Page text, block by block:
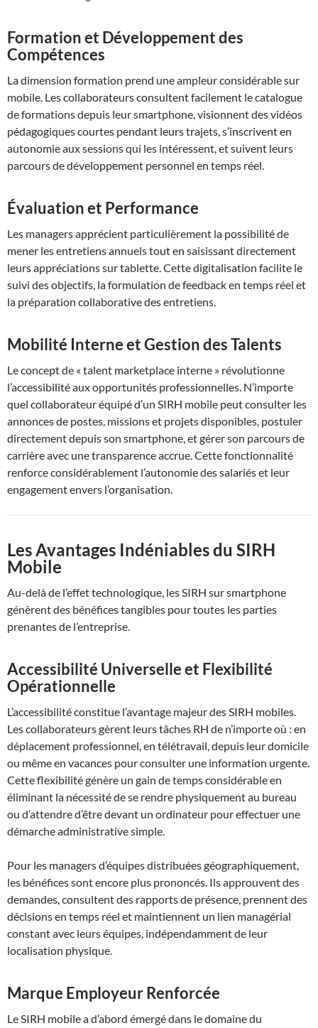
Formation et Développement des
Compétences
La dimension formation prend une ampleur considérable sur
mobile. Les collaborateurs consultent facilement le catalogue
de formations depuis leur smartphone, visionnent des vidéos
pédagogiques courtes pendant leurs trajets, s’inscrivent en
autonomie aux sessions qui les intéressent, et suivent leurs
parcours de développement personnel en temps réel.
Évaluation et Performance
Les managers apprécient particulièrement la possibilité de
mener les entretiens annuels tout en saisissant directement
leurs appréciations sur tablette. Cette digitalisation facilite le
suivi des objectifs, la formulation de feedback en temps réel et
la préparation collaborative des entretiens.
Mobilité Interne et Gestion des Talents
Le concept de « talent marketplace interne » révolutionne
l’accessibilité aux opportunités professionnelles. N’importe
quel collaborateur équipé d’un SIRH mobile peut consulter les
annonces de postes, missions et projets disponibles, postuler
directement depuis son smartphone, et gérer son parcours de
carrière avec une transparence accrue. Cette fonctionnalité
renforce considérablement l’autonomie des salariés et leur
engagement envers l’organisation.
Les Avantages Indéniables du SIRH
Mobile
Au-delà de l’effet technologique, les SIRH sur smartphone
génèrent des bénéfices tangibles pour toutes les parties
prenantes de l’entreprise.
Accessibilité Universelle et Flexibilité
Opérationnelle
L’accessibilité constitue l’avantage majeur des SIRH mobiles.
Les collaborateurs gèrent leurs tâches RH de n’importe où : en
déplacement professionnel, en télétravail, depuis leur domicile
ou même en vacances pour consulter une information urgente.
Cette flexibilité génère un gain de temps considérable en
éliminant la nécessité de se rendre physiquement au bureau
ou d’attendre d’être devant un ordinateur pour effectuer une
démarche administrative simple.
Pour les managers d’équipes distribuées géographiquement,
les bénéfices sont encore plus prononcés. Ils approuvent des
demandes, consultent des rapports de présence, prennent des
décisions en temps réel et maintiennent un lien managérial
constant avec leurs équipes, indépendamment de leur
localisation physique.
Marque Employeur Renforcée
Le SIRH mobile a d’abord émergé dans le domaine du